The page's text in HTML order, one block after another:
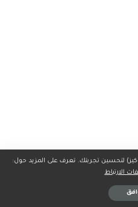
لتحسين تجربتك. تعرف على المزيد حول:
الارتباط